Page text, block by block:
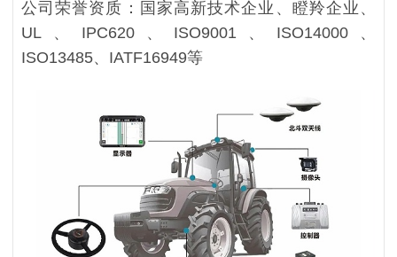
公司荣誉资质：国家高新技术企业、瞪羚企业、
UL、IPC620、ISO9001、ISO14000、
ISO13485、IATF16949等